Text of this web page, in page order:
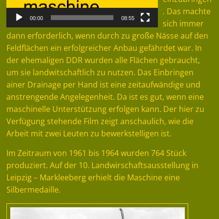
00:00 08:55
. Das machte
sich immer
dann erforderlich, wenn durch zu große Nässe auf den
Feldflächen ein erfolgreicher Anbau gefährdet war. In
der ehemaligen DDR wurden alle Flächen gebraucht,
um sie landwitschaftlich zu nutzen. Das Einbringen
ainer Drainage per Hand ist eine zeitaufwändige und
anstrengende Angelegenheit. Da ist es gut, wenn eine
maschinelle Unterstützung erfolgen kann. Der hier zu
Verfügung stehende Film zeigt anschaulich, wie die
Arbeit mit zwei Leuten zu bewerkstelligen ist.
Im Zeitraum von 1961 bis 1964 wurden 764 Stück
produziert. Auf der 10. Landwirschaftsausstellung in
Leipzig – Markleeberg erhielt die Maschine eine
Silbermedaille.